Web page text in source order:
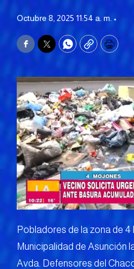
Octubre 8, 2025 11:54 a. m. •
Facebook
TwitterWhatsApp
CopyPrint
Pobladores de la zona de 4
Municipalidad de Asunción
Avda. Defensores del